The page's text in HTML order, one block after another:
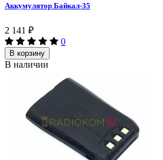
Аккумулятор Байкал-35
2 141 ₽
0
В корзину
В наличии